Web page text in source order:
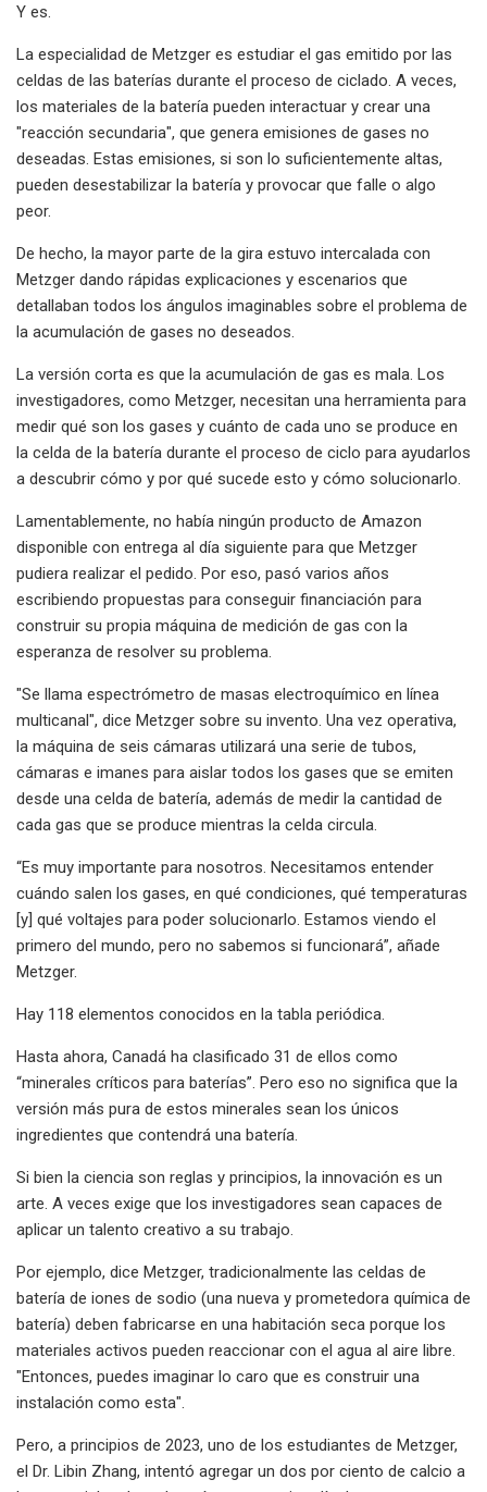
Y es.
La especialidad de Metzger es estudiar el gas emitido por las
celdas de las baterías durante el proceso de ciclado. A veces,
los materiales de la batería pueden interactuar y crear una
"reacción secundaria", que genera emisiones de gases no
deseadas. Estas emisiones, si son lo suficientemente altas,
pueden desestabilizar la batería y provocar que falle o algo
peor.
De hecho, la mayor parte de la gira estuvo intercalada con
Metzger dando rápidas explicaciones y escenarios que
detallaban todos los ángulos imaginables sobre el problema de
la acumulación de gases no deseados.
La versión corta es que la acumulación de gas es mala. Los
investigadores, como Metzger, necesitan una herramienta para
medir qué son los gases y cuánto de cada uno se produce en
la celda de la batería durante el proceso de ciclo para ayudarlos
a descubrir cómo y por qué sucede esto y cómo solucionarlo.
Lamentablemente, no había ningún producto de Amazon
disponible con entrega al día siguiente para que Metzger
pudiera realizar el pedido. Por eso, pasó varios años
escribiendo propuestas para conseguir financiación para
construir su propia máquina de medición de gas con la
esperanza de resolver su problema.
"Se llama espectrómetro de masas electroquímico en línea
multicanal", dice Metzger sobre su invento. Una vez operativa,
la máquina de seis cámaras utilizará una serie de tubos,
cámaras e imanes para aislar todos los gases que se emiten
desde una celda de batería, además de medir la cantidad de
cada gas que se produce mientras la celda circula.
“Es muy importante para nosotros. Necesitamos entender
cuándo salen los gases, en qué condiciones, qué temperaturas
[y] qué voltajes para poder solucionarlo. Estamos viendo el
primero del mundo, pero no sabemos si funcionará”, añade
Metzger.
Hay 118 elementos conocidos en la tabla periódica.
Hasta ahora, Canadá ha clasificado 31 de ellos como
“minerales críticos para baterías”. Pero eso no significa que la
versión más pura de estos minerales sean los únicos
ingredientes que contendrá una batería.
Si bien la ciencia son reglas y principios, la innovación es un
arte. A veces exige que los investigadores sean capaces de
aplicar un talento creativo a su trabajo.
Por ejemplo, dice Metzger, tradicionalmente las celdas de
batería de iones de sodio (una nueva y prometedora química de
batería) deben fabricarse en una habitación seca porque los
materiales activos pueden reaccionar con el agua al aire libre.
"Entonces, puedes imaginar lo caro que es construir una
instalación como esta".
Pero, a principios de 2023, uno de los estudiantes de Metzger,
el Dr. Libin Zhang, intentó agregar un dos por ciento de calcio a